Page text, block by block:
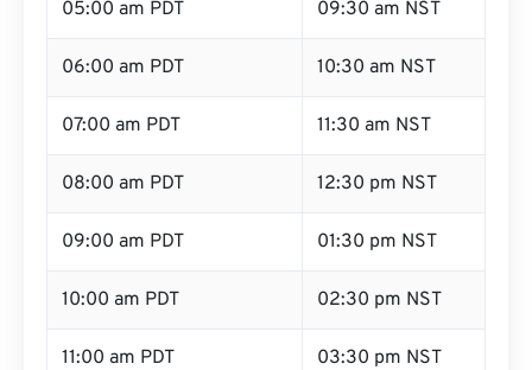
05:00 am PDT 09:30 am NST
06:00 am PDT 10:30 am NST
07:00 am PDT 11:30 am NST
08:00 am PDT 12:30 pm NST
09:00 am PDT 01:30 pm NST
10:00 am PDT 02:30 pm NST
11:00 am PDT 03:30 pm NST